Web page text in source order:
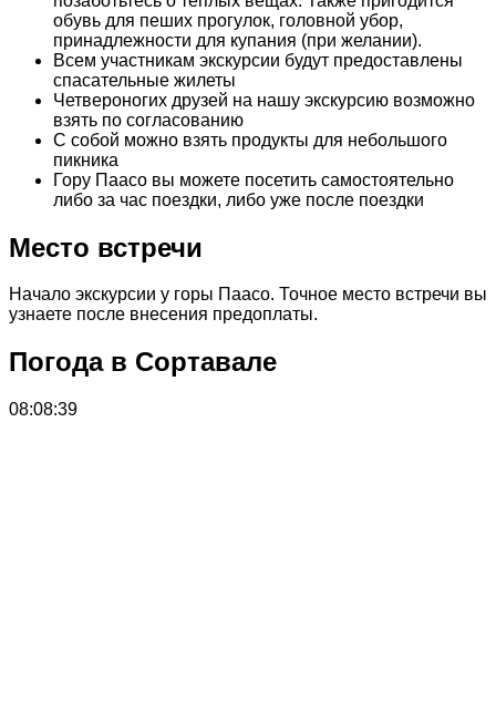
обувь для пеших прогулок, головной убор,
принадлежности для купания (при желании).
Всем участникам экскурсии будут предоставлены
спасательные жилеты
Четвероногих друзей на нашу экскурсию возможно
взять по согласованию
С собой можно взять продукты для небольшого
пикника
Гору Паасо вы можете посетить самостоятельно
либо за час поездки, либо уже после поездки
Место встречи
Начало экскурсии у горы Паасо. Точное место встречи вы
узнаете после внесения предоплаты.
Погода в Сортавале
08:08:39